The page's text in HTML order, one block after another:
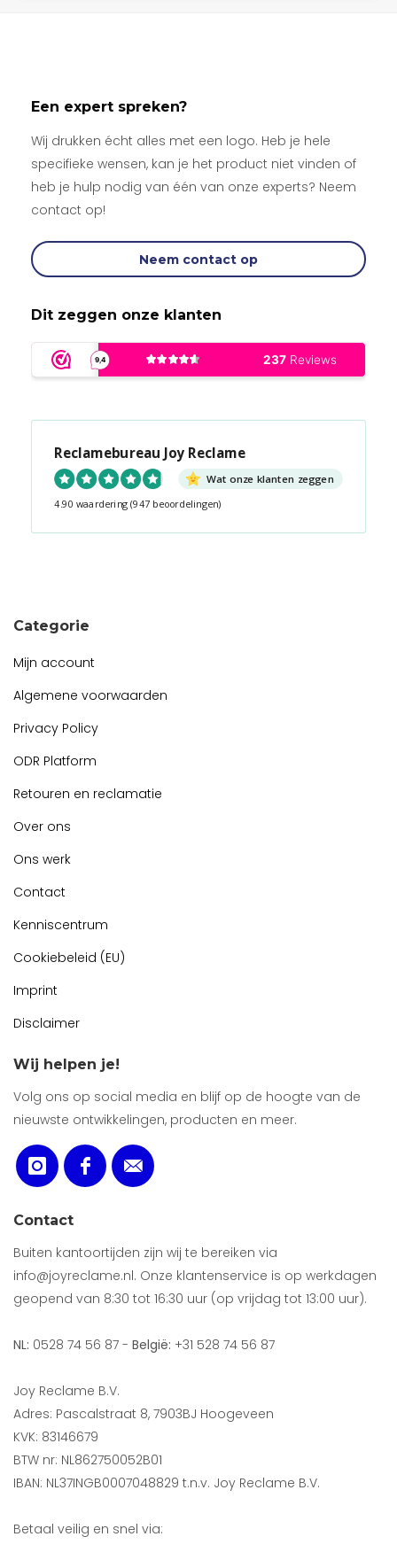
Een expert spreken?
Wij drukken écht alles met een logo. Heb je hele
specifieke wensen, kan je het product niet vinden of
heb je hulp nodig van één van onze experts? Neem
contact op!
Neem contact op
Dit zeggen onze klanten
Reclamebureau Joy Reclame
Wat onze klanten zeggen
4.90 waardering (947 beoordelingen)
Categorie
Mijn account
Algemene voorwaarden
Privacy Policy
ODR Platform
Retouren en reclamatie
Over ons
Ons werk
Contact
Kenniscentrum
Cookiebeleid (EU)
Imprint
Disclaimer
Wij helpen je!
Volg ons op social media en blijf op de hoogte van de
nieuwste ontwikkelingen, producten en meer.
Contact
Buiten kantoortijden zijn wij te bereiken via
info@joyreclame.nl. Onze klantenservice is op werkdagen
geopend van 8:30 tot 16:30 uur (op vrijdag tot 13:00 uur).
NL: 0528 74 56 87 - België: +31 528 74 56 87
Joy Reclame B.V.
Adres: Pascalstraat 8, 7903BJ Hoogeveen
KVK: 83146679
BTW nr: NL862750052B01
IBAN: NL37INGB0007048829 t.n.v. Joy Reclame B.V.
Betaal veilig en snel via: